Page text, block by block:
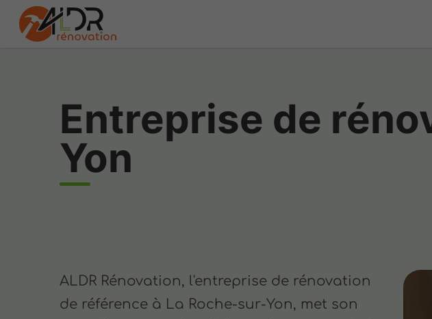
Entreprise de
Yon
ALDR Rénovation, l'entreprise de rénovation
de référence à La Roche-sur-Yon, met son